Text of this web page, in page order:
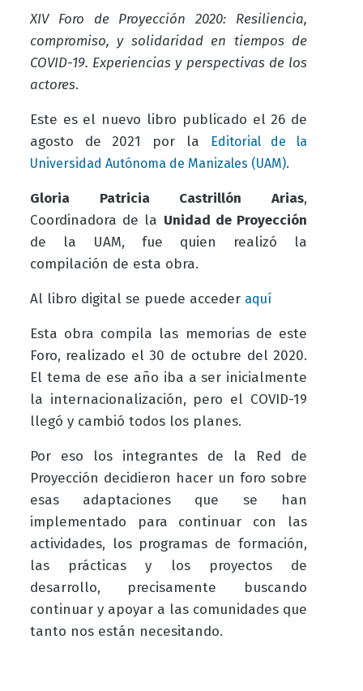
XIV Foro de Proyección 2020: Resiliencia,
compromiso, y solidaridad en tiempos de
COVID-19. Experiencias y perspectivas de los
actores.
Este es el nuevo libro publicado el 26 de
agosto de 2021 por la
Editorial de la
Universidad Autónoma de Manizales (UAM).
Gloria Patricia Castrillón Arias,
Coordinadora de la Unidad de Proyección
de la UAM, fue quien realizó la
compilación de esta obra.
Al libro digital se puede acceder aquí
Esta obra compila las memorias de este
Foro, realizado el 30 de octubre del 2020.
El tema de ese año iba a ser inicialmente
la internacionalización, pero el COVID-19
llegó y cambió todos los planes.
Por eso los integrantes de la Red de
Proyección decidieron hacer un foro sobre
esas adaptaciones que se han
implementado para continuar con las
actividades, los programas de formación,
las prácticas y los proyectos de
desarrollo, precisamente buscando
continuar y apoyar a las comunidades que
tanto nos están necesitando.